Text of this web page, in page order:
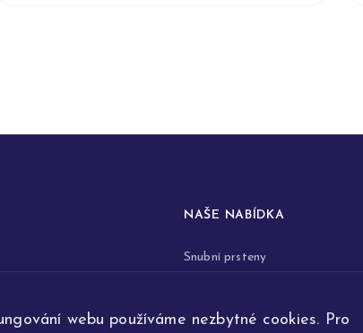
webu používáme nezbytné cookies. Pro
šperků
NAŠE NABÍDKA
Snubní prsteny
Šperky